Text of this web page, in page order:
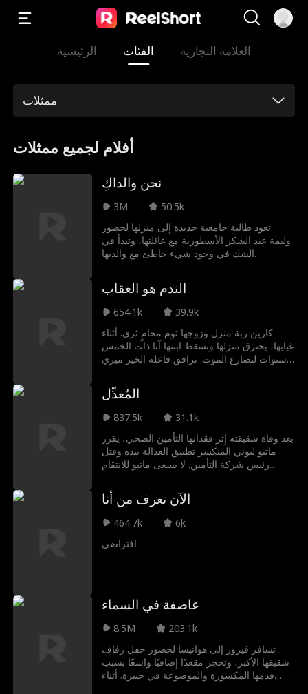
الرئيسية الفئات العلامة التجارية
ممثلات
أفلام لجميع ممثلات
نحن والداكِ
3M
50.5k
تعود طالبة جامعية جديدة إلى منزلها لحضور
وليمة عيد الشكر الأسطورية مع عائلتها، وتبدأ في
الشك في وجود شيء خاطئ مع والديها.
الندم هو العقاب
654.1k
39.9k
كارين ربة منزل وزوجها توم محامٍ ثري. أثناء
غيابها، يحترق منزلها وتسقط ابنتها آنا ذات الخمس
سنوات لتصارع الموت. ترافق فاعلة الخير ميري
إلى الطوارئ لإجراء جراحة عاجلة. في الطريق،
تصطدم سيارة الإطفاء بسيارة كارين العائدة للتو
من خيانة زوجها، فتطالبهم بالتوسل إليها ودفع
التعويضات، مضيعةً وقتهم الثمين. ورغم محاولات
ميري والمسعفة إيف والمارة لإقناعها بإفساح
الطريق، تتعنت كارين وترفض، غافلة عن أن
سيارة الإطفاء تحاول إنقاذ ابنتها.
المُعدِّل
837.5k
31.1k
بعد وفاة شقيقته إثر فقدانها التأمين الصحي، يقرر
ماتيو ليوني المنكسر تطبيق العدالة بيده وقتل
رئيس شركة التأمين. لا يسعى ماتيو للانتقام
الصحي الفاسدة التي تستغل المستضعفين. يسبق
الشرطة بخطوة ويترك أدلة توصل رسالته، ليغدو
بطلاً في عيون من ظن الرؤساء الأشرار أن
بوسعهم إسكاتهم.
الآن تعرف من أنا
464.7k
6k
افتراضي
عاصفة في السماء
8.5M
203.1k
تسافر فيروز إلى هوانيسا لحضور حفل زفاف
شقيقها الأكبر، وتحجز مقعدًا إضافيًا واسعًا بسبب
قدمها المكسورة والموضوعة في جبيرة. أثناء